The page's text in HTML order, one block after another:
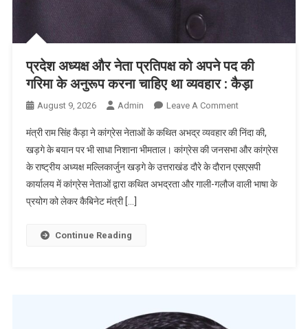
प्रदेश अध्यक्ष और नेता प्रतिपक्ष को अपने पद की
गरिमा के अनुरूप करना चाहिए था व्यवहार : कैड़ा
August 9, 2026 Admin Leave A CommentOn
अध्यक्ष
और
नेता
प्रतिपक्ष
मंत्री राम सिंह कैड़ा ने कांग्रेस नेताओं के कथित अभद्र व्यवहार की निंदा की,
खड़गे के बयान पर भी साधा निशाना भीमताल। कांग्रेस की जनसभा और कांग्रेस
के राष्ट्रीय अध्यक्ष मल्लिकार्जुन खड़गे के उत्तराखंड दौरे के दौरान एसएसपी
कार्यालय में कांग्रेस नेताओं द्वारा कथित अभद्रता और गाली-गलौज वाली भाषा के
प्रयोग को लेकर कैबिनेट मंत्री […]
Continue Reading